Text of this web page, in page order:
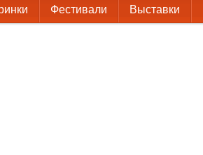
Фестивали Выставки